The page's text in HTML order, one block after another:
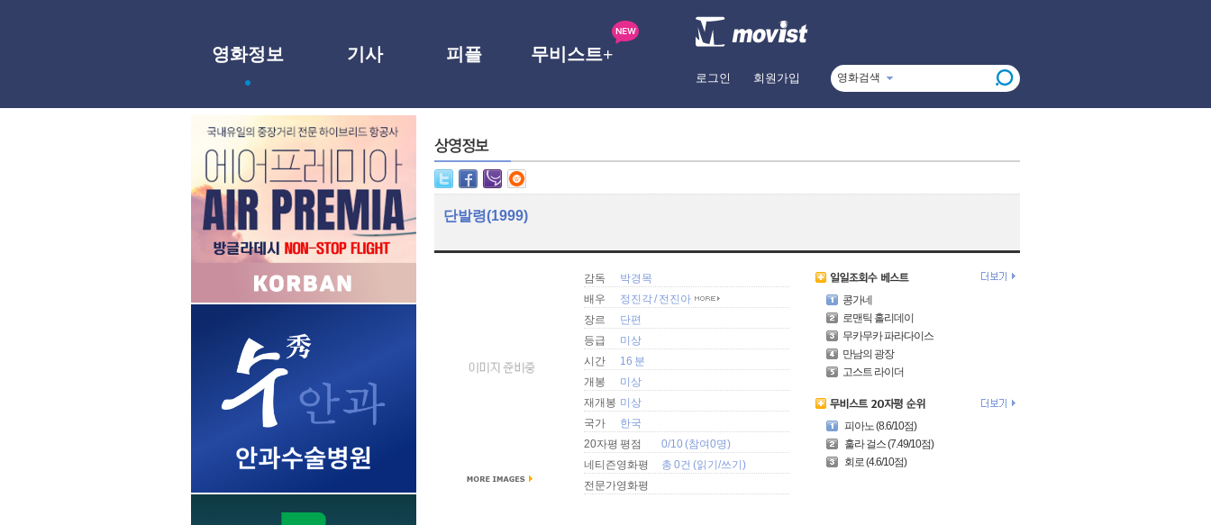
영화정보 기사 피플 무비스트+
로그인 회원가입 영화검색
단발령(1999)
감독
박경목
배우
정진각/전진아
장르
단편
등급
미상
시간
16 분
개봉
미상
재개봉 미상
국가
한국
20자평 평점
0/10 (참여0명)
네티즌영화평
총 0건 (읽기 /쓰기 )
전문가영화평
콩가네
로맨틱 홀리데이
무카무카 파라다이스
만남의 광장
고스트 라이더
피아노 (8.6/10점)
훌라 걸스 (7.49/10점)
회로 (4.6/10점)